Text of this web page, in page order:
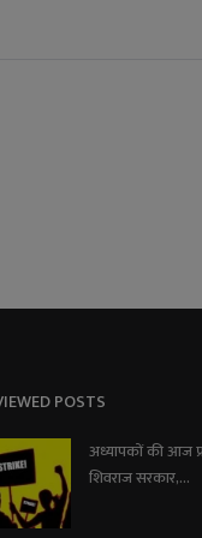
POSTS
अध्यापकों की आज
शिवराज सरकार,...